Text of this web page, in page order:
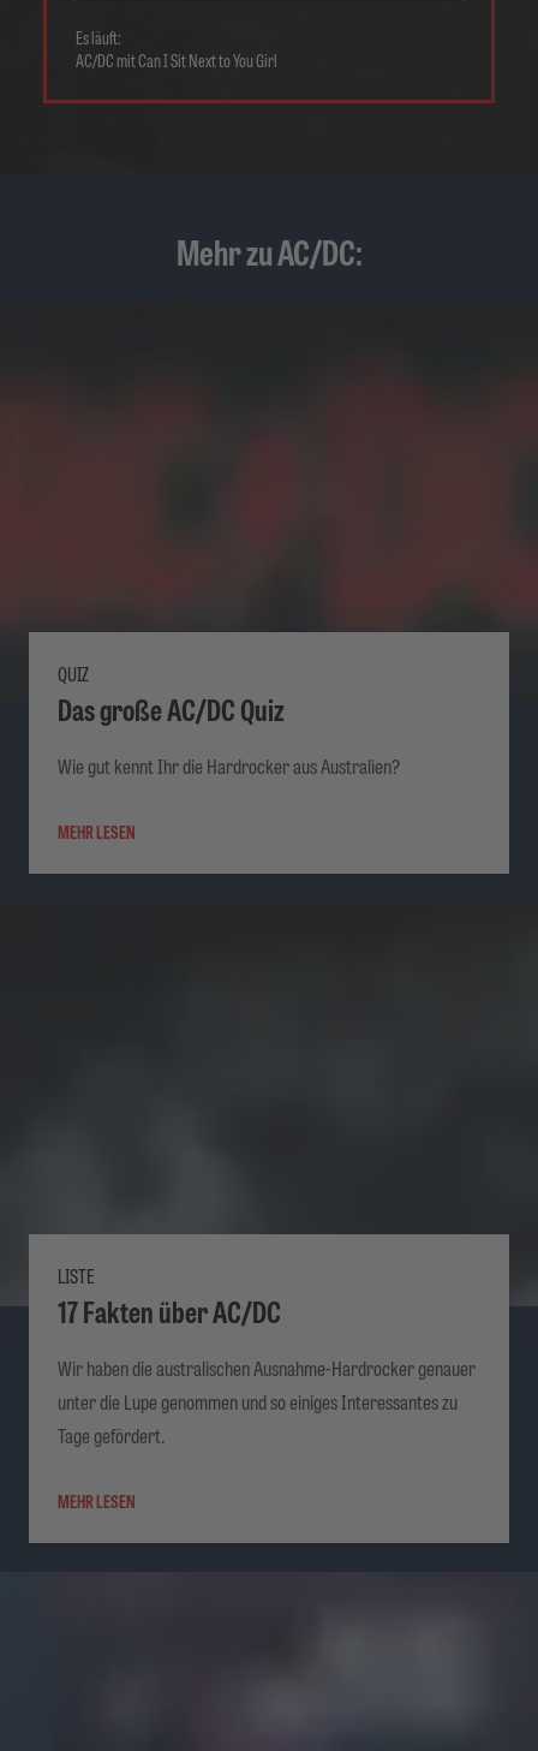
Es läuft:
AC/DC mit Can I Sit Next to You Girl
Mehr zu AC/DC:
QUIZ
Das große AC/DC Quiz
Wie gut kennt Ihr die Hardrocker aus Australien?
MEHR LESEN
LISTE
17 Fakten über AC/DC
Wir haben die australischen Ausnahme-Hardrocker genauer
unter die Lupe genommen und so einiges Interessantes zu
Tage gefördert.
MEHR LESEN